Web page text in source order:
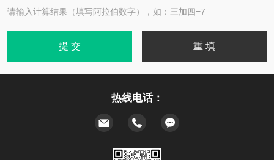
请输入计算结果（填写阿拉伯数字），如：三加四=7
热线电话：